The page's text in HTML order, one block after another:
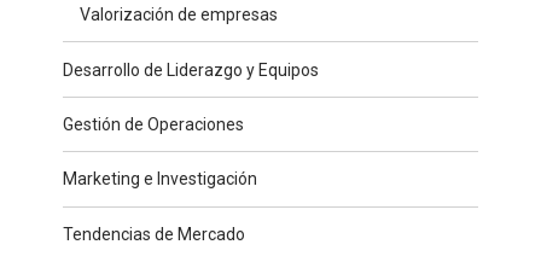
Valorización de empresas
Desarrollo de Liderazgo y Equipos
Gestión de Operaciones
Marketing e Investigación
Tendencias de Mercado